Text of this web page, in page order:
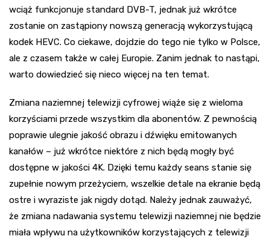
wciąż funkcjonuje standard DVB-T, jednak już wkrótce
zostanie on zastąpiony nowszą generacją wykorzystującą
kodek HEVC. Co ciekawe, dojdzie do tego nie tylko w Polsce,
ale z czasem także w całej Europie. Zanim jednak to nastąpi,
warto dowiedzieć się nieco więcej na ten temat.
Zmiana naziemnej telewizji cyfrowej wiąże się z wieloma
korzyściami przede wszystkim dla abonentów. Z pewnością
poprawie ulegnie jakość obrazu i dźwięku emitowanych
kanałów – już wkrótce niektóre z nich będą mogły być
dostępne w jakości 4K. Dzięki temu każdy seans stanie się
zupełnie nowym przeżyciem, wszelkie detale na ekranie będą
ostre i wyraziste jak nigdy dotąd. Należy jednak zauważyć,
że zmiana nadawania systemu telewizji naziemnej nie będzie
miała wpływu na użytkowników korzystających z telewizji